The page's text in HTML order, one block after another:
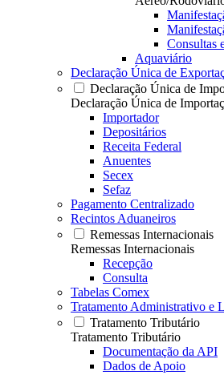
Consultas
Aquaviário
Declaração Única de
Declaração Única de
Declaração Única de
Importador
Depositários
Receita Federal
Anuentes
Secex
Sefaz
Pagamento Centralizado
Recintos Aduaneiros
Remessas Internacionais
Remessas Internacionais
Recepção
Consulta
Tabelas Comex
Tratamento Administrativo e
Tratamento Tributário
Tratamento Tributário
Documentação da API
Dados de Apoio